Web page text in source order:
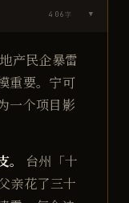
406字 ▶
产民企暴雷
重要。宁可
一个项目影
台州「十
亲花了三十